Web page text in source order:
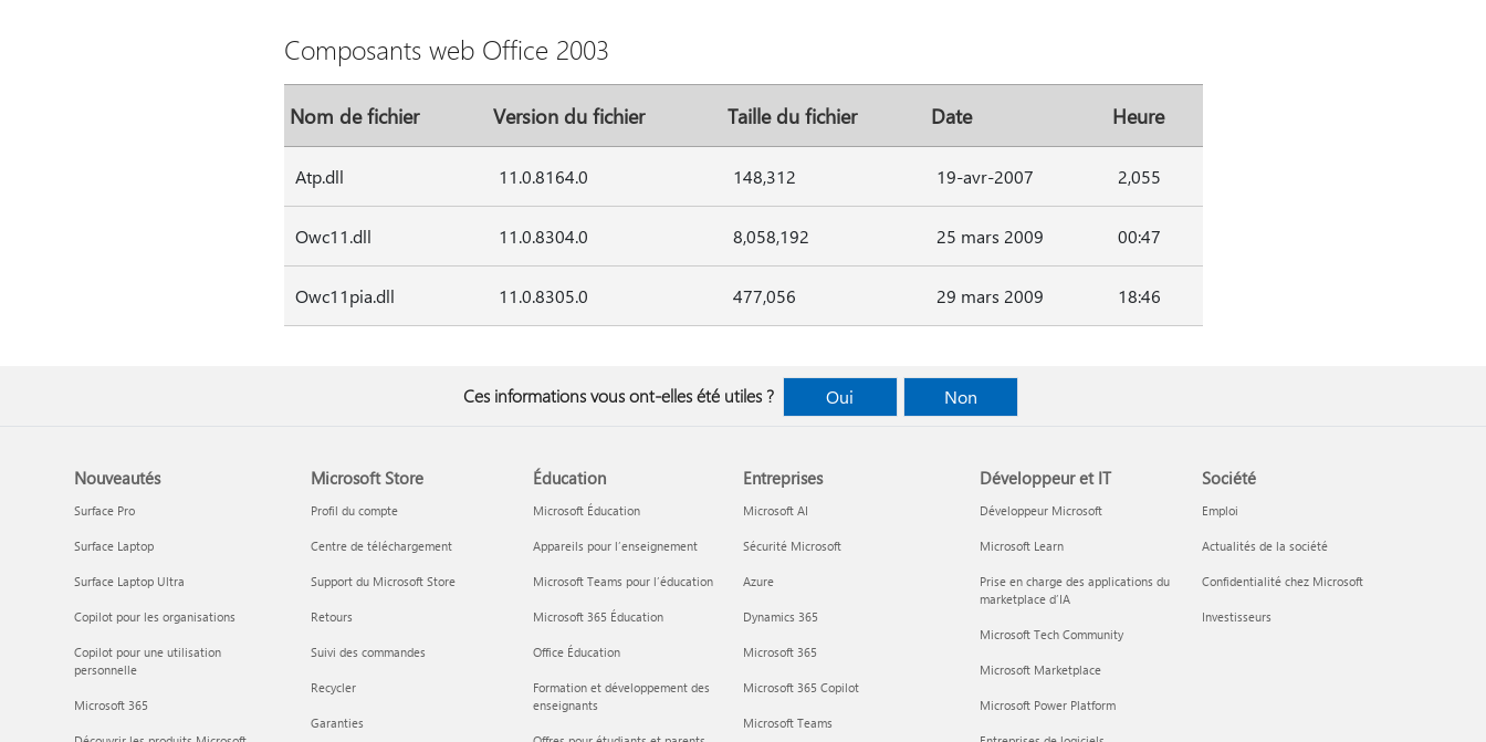
Composants web Office 2003
Nom de fichier Version du fichier Taille du fichier Date Heure
Atp.dll 11.0.8164.0 148,312 19-avr-2007 2,055
Owc11.dll 11.0.8304.0 8,058,192 25 mars 2009 00:47
Owc11pia.dll 11.0.8305.0 477,056 29 mars 2009 18:46
Ces informations vous ont-elles été utiles ? Oui Non
Nouveautés
Surface Pro
Surface Laptop
Surface Laptop Ultra
Copilot pour les organisations
Copilot pour une utilisation
personnelle
Microsoft 365
Microsoft Store
Profil du compte
Centre de téléchargement
Support du Microsoft Store
Retours
Suivi des commandes
Recycler
Garanties
Éducation
Microsoft Éducation
Appareils pour l’enseignement
Microsoft Teams pour l’éducation
Microsoft 365 Éducation
Office Éducation
Formation et développement des
enseignants
Entreprises
Microsoft AI
Sécurité Microsoft
Azure
Dynamics 365
Microsoft 365
Microsoft 365 Copilot
Microsoft Teams
Développeur et IT
Développeur Microsoft
Microsoft Learn
Prise en charge des applications du
marketplace d’IA
Microsoft Tech Community
Microsoft Marketplace
Microsoft Power Platform
Société
Emploi
Actualités de la société
Confidentialité chez Microsoft
Investisseurs